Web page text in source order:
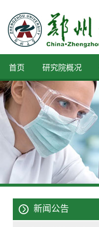
首页 研究院概况
新闻公告